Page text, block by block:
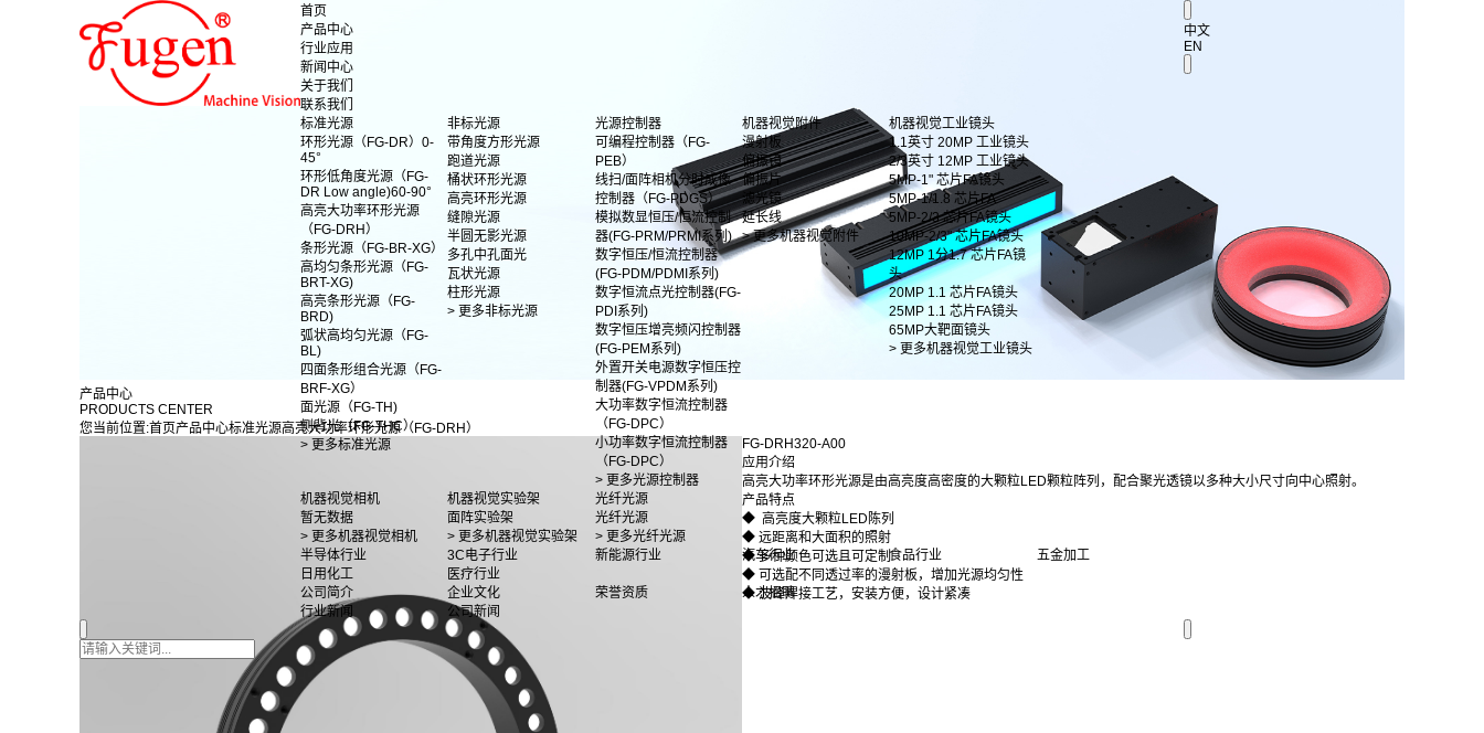
首页
产品中心
行业应用
新闻中心
关于我们
联系我们
标准光源
环形光源（FG-DR）0-
45°
环形低角度光源（FG-
DR Low angle)60-90°
高亮大功率环形光源
（FG-DRH）
条形光源（FG-BR-XG）
高均匀条形光源（FG-
BRT-XG)
高亮条形光源（FG-
BRD)
弧状高均匀光源（FG-
BL)
四面条形组合光源（FG-
BRF-XG）
面光源（FG-TH)
侧背光（FG-THC）
> 更多标准光源
非标光源
带角度方形光源
跑道光源
桶状环形光源
高亮环形光源
缝隙光源
半圆无影光源
多孔中孔面光
瓦状光源
柱形光源
> 更多非标光源
光源控制器
可编程控制器（FG-
PEB）
线扫/面阵相机分时成像
控制器（FG-PDGS）
模拟数显恒压/恒流控制
器(FG-PRM/PRMI系列)
数字恒压/恒流控制器
(FG-PDM/PDMI系列)
数字恒流点光控制器(FG-
PDI系列)
数字恒压增亮频闪控制器
(FG-PEM系列)
外置开关电源数字恒压控
制器(FG-VPDM系列)
大功率数字恒流控制器
（FG-DPC）
小功率数字恒流控制器
（FG-DPC）
> 更多光源控制器
机器视觉附件
漫射板
偏振镜
偏振片
滤光镜
延长线
> 更多机器视觉附件
机器视觉工业镜头
1.1英寸 20MP 工业镜头
2/3英寸 12MP 工业镜头
5MP-1" 芯片FA镜头
5MP-1/1.8 芯片FA
5MP-2/3 芯片FA镜头
10MP-2/3" 芯片FA镜头
12MP 1分1.7 芯片FA镜
头
20MP 1.1 芯片FA镜头
25MP 1.1 芯片FA镜头
65MP大靶面镜头
> 更多机器视觉工业镜头
机器视觉相机
暂无数据
> 更多机器视觉相机
机器视觉实验架
面阵实验架
> 更多机器视觉实验架
光纤光源
光纤光源
> 更多光纤光源
半导体行业
3C电子行业 新能源行业 汽车行业 食品行业
五金加工
日用化工
医疗行业
公司简介
企业文化 荣誉资质
人才招聘
行业新闻
公司新闻
中文
EN
产品中心
PRODUCTS CENTER
您当前位置:首页产品中心标准光源高亮大功率环形光源（FG-DRH）
FG-DRH320-A00
应用介绍
高亮大功率环形光源是由高亮度高密度的大颗粒LED颗粒阵列，配合聚光透镜以多种大小尺寸向中心照射。
产品特点
◆ 高亮度大颗粒LED陈列
◆ 远距离和大面积的照射
◆ 多种颜色可选且可定制
◆ 可选配不同透过率的漫射板，增加光源均匀性
◆ 波峰焊接工艺，安装方便，设计紧凑